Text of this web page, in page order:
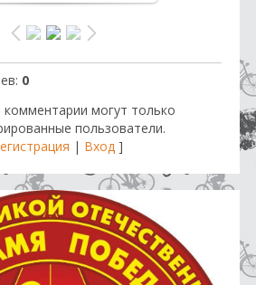
: 0
могут только
пользователи.
| Вход]